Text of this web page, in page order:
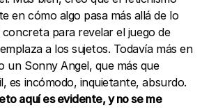
en cómo algo pasa más allá de lo
concreta para revelar el juego de
a los sujetos. Todavía más en
un Sonny Angel, que más que
es incómodo, inquietante, absurdo.
aquí es evidente, y no se me